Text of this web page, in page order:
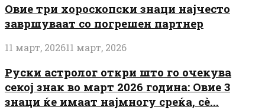
Овие три хороскопски знаци најчесто
завршуваат со погрешен партнер
11 март, 202611 март, 2026
Руски астролог откри што го очекува
секој знак во март 2026 година: Овие 3
знаци ќе имаат најмногу среќа, сè...